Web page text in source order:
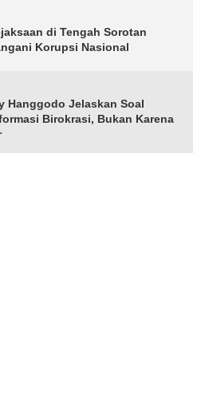
di Tengah Sorotan
Korupsi Nasional
Hanggodo Jelaskan Soal
Birokrasi, Bukan Karena